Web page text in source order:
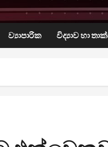
ව්‍යාපාරික විද්‍යාව හා